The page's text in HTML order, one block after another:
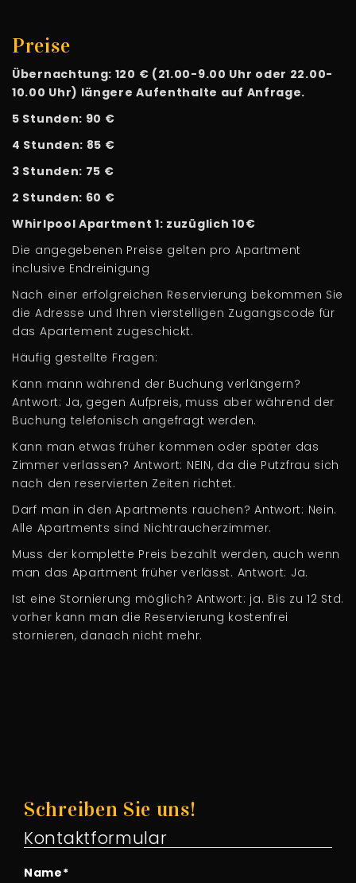
Preise
Übernachtung: 120 € (21.00-9.00 Uhr oder 22.00-
10.00 Uhr) längere Aufenthalte auf Anfrage.
5 Stunden: 90 €
4 Stunden: 85 €
3 Stunden: 75 €
2 Stunden: 60 €
Whirlpool Apartment 1: zuzüglich 10€
Die angegebenen Preise gelten pro Apartment
inclusive Endreinigung
Nach einer erfolgreichen Reservierung bekommen Sie
die Adresse und Ihren vierstelligen Zugangscode für
das Apartement zugeschickt.
Häufig gestellte Fragen:
Kann mann während der Buchung verlängern?
Antwort: Ja, gegen Aufpreis, muss aber während der
Buchung telefonisch angefragt werden.
Kann man etwas früher kommen oder später das
Zimmer verlassen? Antwort: NEIN, da die Putzfrau sich
nach den reservierten Zeiten richtet.
Darf man in den Apartments rauchen? Antwort: Nein.
Alle Apartments sind Nichtraucherzimmer.
Muss der komplette Preis bezahlt werden, auch wenn
man das Apartment früher verlässt. Antwort: Ja.
Ist eine Stornierung möglich? Antwort: ja. Bis zu 12 Std.
vorher kann man die Reservierung kostenfrei
stornieren, danach nicht mehr.
Schreiben Sie uns!
Kontaktformular
Name*